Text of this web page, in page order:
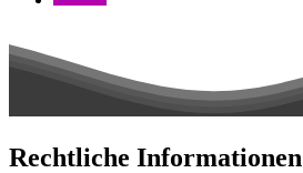
Rechtliche Informationen